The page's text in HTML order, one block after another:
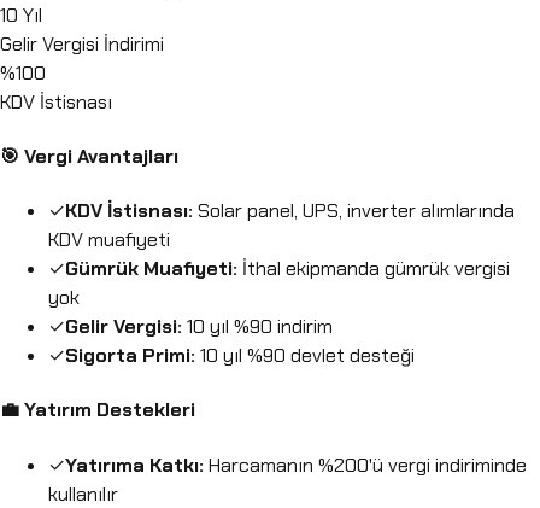
10 Yıl
Gelir Vergisi İndirimi
%100
KDV İstisnası
🎯 Vergi Avantajları
✓KDV İstisnası: Solar panel, UPS, inverter alımlarında
KDV muafiyeti
✓Gümrük Muafiyeti: İthal ekipmanda gümrük vergisi
yok
✓Gelir Vergisi: 10 yıl %90 indirim
✓Sigorta Primi: 10 yıl %90 devlet desteği
💼 Yatırım Destekleri
✓Yatırıma Katkı: Harcamanın %200'ü vergi indiriminde
kullanılır